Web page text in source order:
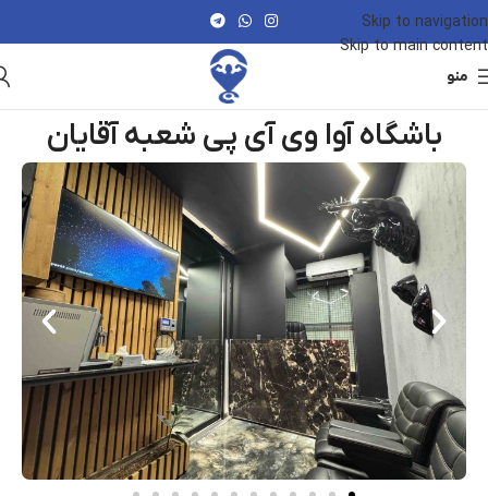
Skip to navigation
Skip to main content
منو
باشگاه آوا وی آی پی شعبه آقایان